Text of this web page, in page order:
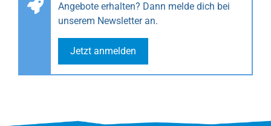
Angebote erhalten? Dann melde dich bei
unserem Newsletter an.
Jetzt anmelden